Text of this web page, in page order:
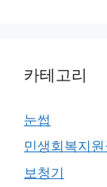
카테고리
눈썹
민생회복지원
보청기